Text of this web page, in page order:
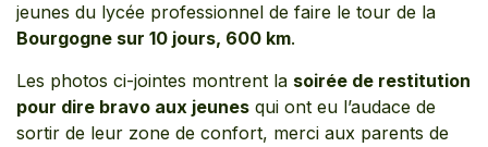
jeunes du lycée professionnel de faire le tour de la
Bourgogne sur 10 jours, 600 km.
Les photos ci-jointes montrent la soirée de restitution
pour dire bravo aux jeunes qui ont eu l’audace de
sortir de leur zone de confort, merci aux parents de